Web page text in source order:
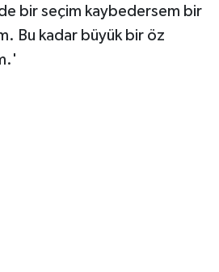
bir seçim kaybedersem bir
Bu kadar büyük bir öz